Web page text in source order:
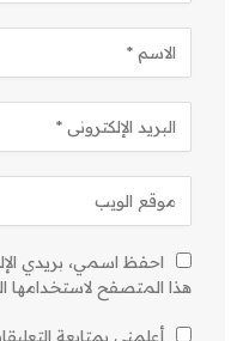
احفظ اسمي، بريدي
هذا المتصفح لاستخدامها
أعلمني بمتابعة